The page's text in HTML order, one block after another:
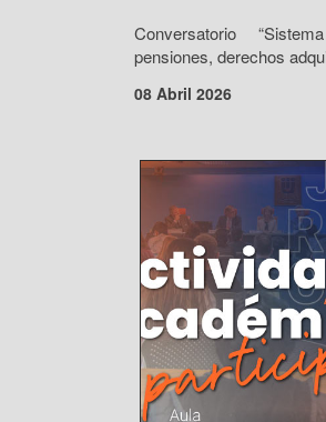
Conversatorio
pensiones, derechos
08 Abril 2026